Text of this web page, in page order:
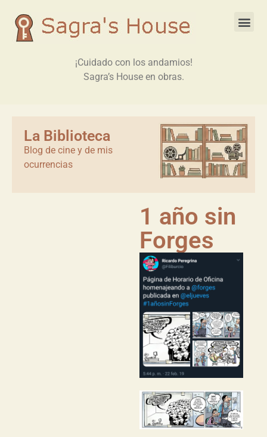
¡Cuidado con los andamios!
Sagra’s House en obras.
La Biblioteca
Blog de cine y de mis
ocurrencias
1 año sin
Forges